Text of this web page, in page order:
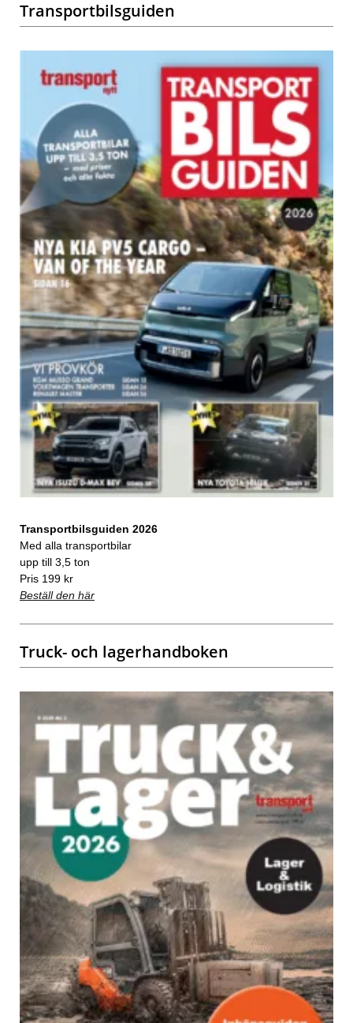
Transportbilsguiden
Transportbilsguiden 2026
Med alla transportbilar
upp till 3,5 ton
Pris 199 kr
Beställ den här
Truck- och lagerhandboken